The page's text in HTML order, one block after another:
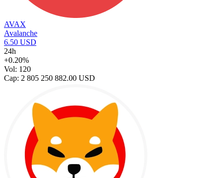
AVAX
Avalanche
6.50 USD
24h
+0.20%
Vol: 120
Cap: 2 805 250 882.00 USD